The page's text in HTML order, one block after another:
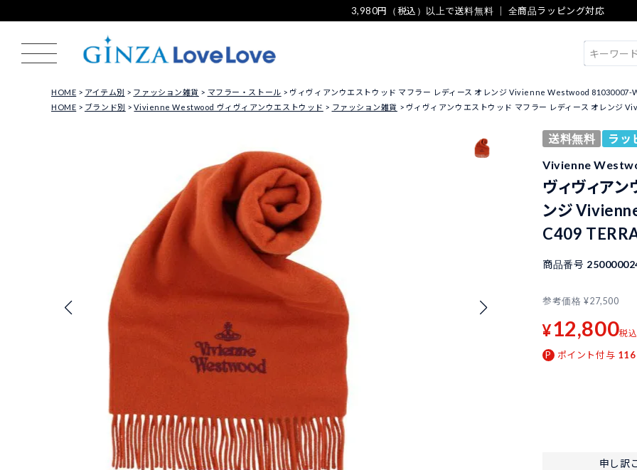
3,980円（税込）以上で送料無料 ｜ 全商品ラッピング対応
HOME アイテム別 ファッション雑貨 マフラー・ストール
ヴィヴィアンウエストウッド マフラー レディース オレンジ Vivienne Westwood 81030007-
HOME
ブランド別 Vivienne Westwood ヴィヴィアンウエストウッド ファッション雑貨 ヴィヴィアンウエストウッド マフラー レディース オレンジ
送料無料
ラッ
Vivienne
ヴィヴィアン
ンジ
C409
商品番号
参考価格 ¥27,500
¥12,800税込
ポイント付与 116
申し訳